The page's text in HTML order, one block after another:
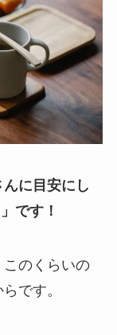
に目安にし
です！
のくらいの
です。